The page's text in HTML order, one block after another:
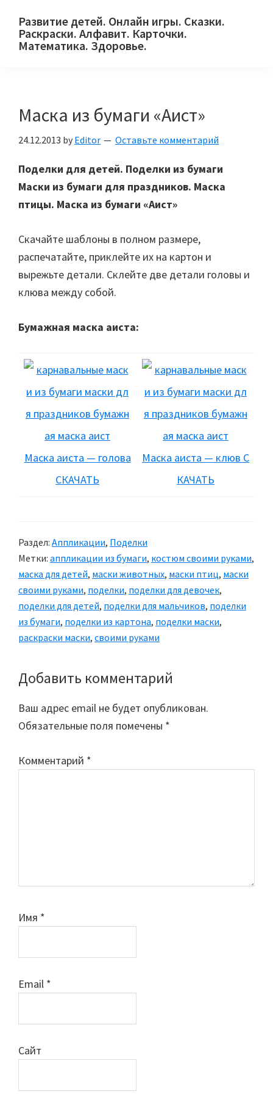
primary
main
primary
Развитие детей. Онлайн игры. Сказки.
Раскраски. Алфавит. Карточки.
Математика. Здоровье.
и
родителей.
Маска из бумаги «Аист»
24.12.2013 by Editor Оставьте комментарий
Поделки для детей. Поделки из бумаги
Маски из бумаги для праздников. Маска
птицы. Маска из бумаги «Аист»
Скачайте шаблоны в полном размере,
распечатайте, приклейте их на картон и
вырежьте детали. Склейте две детали головы и
клюва между собой.
Бумажная маска аиста:
Маска аиста — голова
СКАЧАТЬ
Маска аиста — клюв С
КАЧАТЬ
Раздел: Аппликации, Поделки
Метки: аппликации из бумаги, костюм своими руками,
маска для детей, маски животных, маски птиц, маски
своими руками, поделки, поделки для девочек,
поделки для детей, поделки для мальчиков, поделки
из бумаги, поделки из картона, поделки маски,
раскраски маски, своими руками
Reader
Interactions
Добавить комментарий
Ваш адрес email не будет опубликован.
Обязательные поля помечены *
Комментарий *
Имя *
Email *
Сайт